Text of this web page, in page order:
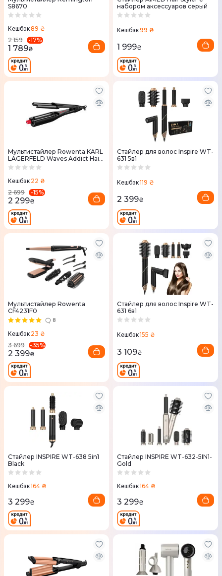
S8670
Кешбэк89 ₴
2 159
-17%
1 789₴
набором аксессуаров серый
Кешбэк99 ₴
1 999₴
Мультистайлер Rowenta KARL
LAGERFELD Waves Addict Hair
Waver CF471LF0
Кешбэк 22 ₴
2 699
-15%
2 299₴
Стайлер для волос Inspire WT-
631 5в1
Кешбэк119 ₴
2 399₴
Мультистайлер Rowenta
CF4231F0
8
Кешбэк 23 ₴
3 699
-35%
2 399₴
Стайлер для волос Inspire WT-
631 6в1
Кешбэк155 ₴
3 109₴
Стайлер INSPIRE WT-638 5in1
Black
Кешбэк164 ₴
3 299₴
Стайлер INSPIRE WT-632-5IN1-
Gold
Кешбэк164 ₴
3 299₴